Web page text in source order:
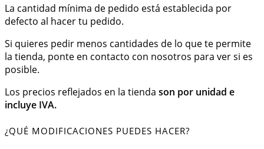
La cantidad mínima de pedido está establecida por
defecto al hacer tu pedido.
Si quieres pedir menos cantidades de lo que te permite
la tienda, ponte en contacto con nosotros para ver si es
posible.
Los precios reflejados en la tienda son por unidad e
incluye IVA.
¿QUÉ MODIFICACIONES PUEDES HACER?